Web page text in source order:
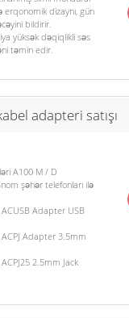
erqonomik dizaynı, gün
bildirir.
yüksək dəqiqlikli səs
təmin edir.
adapteri satışı
A100 M / D
şəhər telefonları ilə
Adapter USB
Adapter 3.5mm
2.5mm Jack